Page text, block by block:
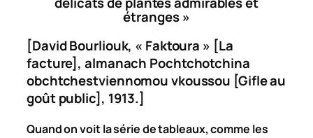
étranges »
[David Bourliouk, « Faktoura » [La
facture], almanach Pochtchotchina
obchtchestviennomou vkoussou [Gifle au
goût public], 1913.]
Quand on voit la série de tableaux, comme les